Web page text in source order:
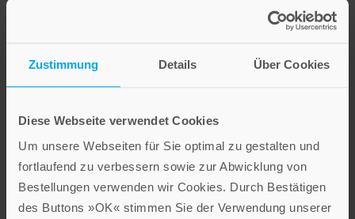
Zustimmung Details Über Cookies
Diese Webseite verwendet Cookies
Um unsere Webseiten für Sie optimal zu gestalten und
fortlaufend zu verbessern sowie zur Abwicklung von
Bestellungen verwenden wir Cookies. Durch Bestätigen
des Buttons »OK« stimmen Sie der Verwendung unserer
Barbara Reik
Ein bisschen von allem ...
Im Shop ansehen